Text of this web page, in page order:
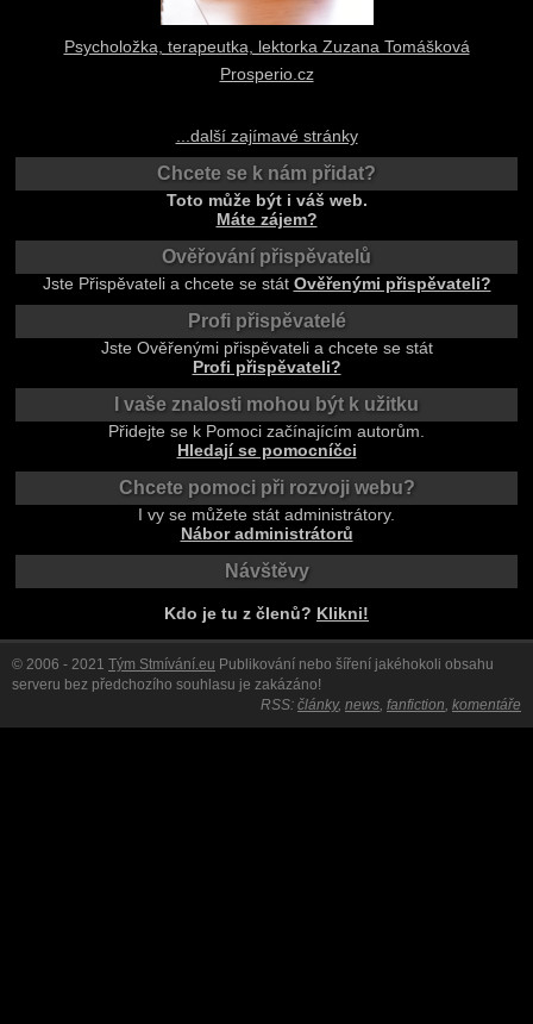
Psycholožka, terapeutka, lektorka Zuzana Tomášková
Prosperio.cz
...další zajímavé stránky
Chcete se k nám přidat?
Toto může být i váš web.
Máte zájem?
Ověřování přispěvatelů
Jste Přispěvateli a chcete se stát Ověřenými přispěvateli?
Profi přispěvatelé
Jste Ověřenými přispěvateli a chcete se stát
Profi přispěvateli?
I vaše znalosti mohou být k užitku
Přidejte se k Pomoci začínajícím autorům.
Hledají se pomocníčci
Chcete pomoci při rozvoji webu?
I vy se můžete stát administrátory.
Nábor administrátorů
Návštěvy
Kdo je tu z členů? Klikni!
© 2006 - 2021 Tým Stmívání.eu Publikování nebo šíření jakéhokoli obsahu
serveru bez předchozího souhlasu je zakázáno!
RSS: články, news fanfiction komentáře